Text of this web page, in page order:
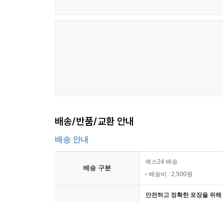
가지고 있었을 것이다.
저자는 위에 제시한 다섯 가지 키워드를 해결하
그 열쇠를 쥐고 있다는 것이다. 세계화 시대라고
배송/반품/교환 안내
배송 안내
배송 구분
예스24 배송
배송비 : 2,500원
안전하고 정확한 포장을 위